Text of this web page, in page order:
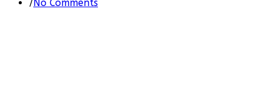
/No Comments